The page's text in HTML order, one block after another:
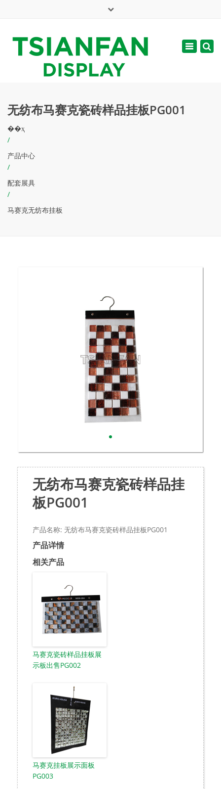
周一 - 周六: 7:00 - 17:00
Toggle
无纺布马赛克瓷砖样品挂板PG001
��ҳ
/
产品中心
/
配套展具
/
马赛克无纺布挂板
无纺布马赛克瓷砖样品挂
板PG001
产品名称: 无纺布马赛克瓷砖样品挂板PG001
产品详情
相关产品
马赛克瓷砖样品挂板展
示板出售PG002
马赛克挂板展示面板
PG003